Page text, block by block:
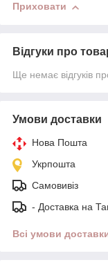
Приховати
Відгуки про
Ще немає відгуків
Умови доставки
Нова Пошта
Укрпошта
Самовивіз
- Доставка на
Всі умови